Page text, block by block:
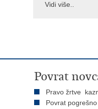
Vidi više..
Povrat
Pravo žrtve
Povrat